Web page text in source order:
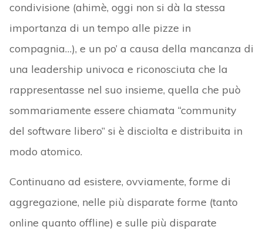
condivisione (ahimè, oggi non si dà la stessa
importanza di un tempo alle pizze in
compagnia…), e un po’ a causa della mancanza di
una leadership univoca e riconosciuta che la
rappresentasse nel suo insieme, quella che può
sommariamente essere chiamata “community
del software libero” si è disciolta e distribuita in
modo atomico.
Continuano ad esistere, ovviamente, forme di
aggregazione, nelle più disparate forme (tanto
online quanto offline) e sulle più disparate